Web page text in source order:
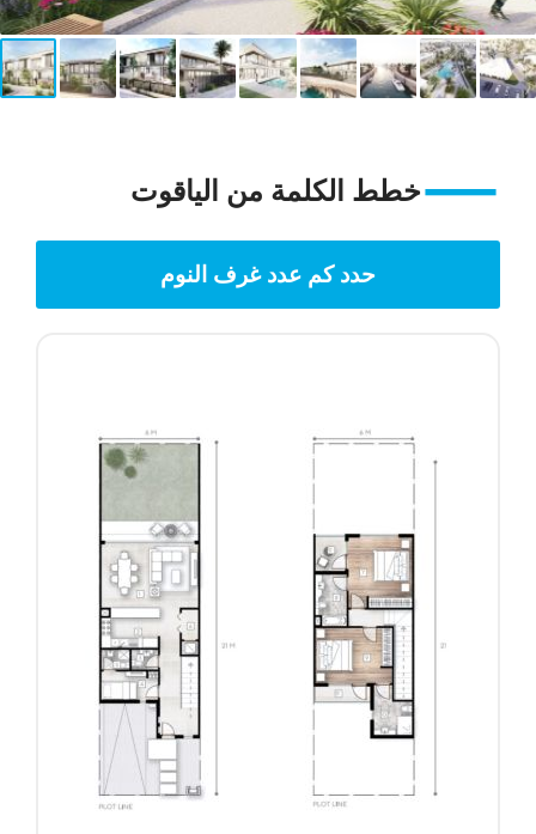
خطط الكلمة من الياقوت
حدد كم عدد غرف النوم